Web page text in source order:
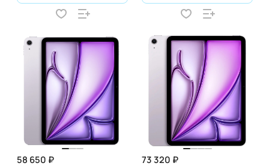
58 650 ₽
73 320 ₽